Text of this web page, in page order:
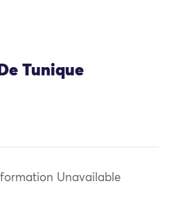
Tunique
Unavailable